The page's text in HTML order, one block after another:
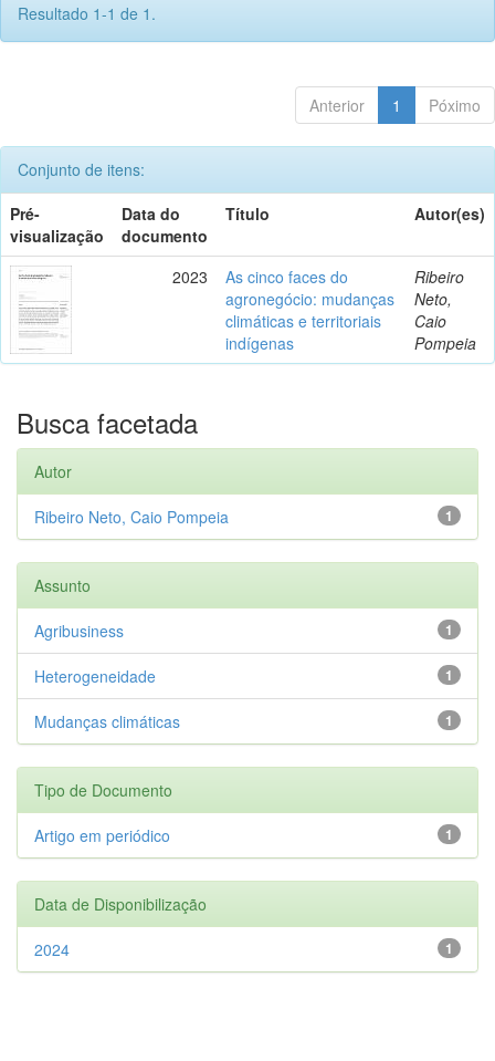
Resultado 1-1 de 1.
Anterior 1 Póximo
Conjunto de itens:
Pré-
visualização
Data do
documento
Título Autor(es)
2023
As cinco faces do
agronegócio: mudanças
climáticas e territoriais
indígenas
Ribeiro
Neto,
Caio
Pompeia
Busca facetada
Autor
1
Ribeiro Neto, Caio Pompeia
Assunto
1
Agribusiness
1
Heterogeneidade
1
Mudanças climáticas
Tipo de Documento
1
Artigo em periódico
Data de Disponibilização
1
2024